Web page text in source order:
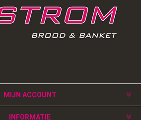
MIJN ACCOUNT
INFORMATIE